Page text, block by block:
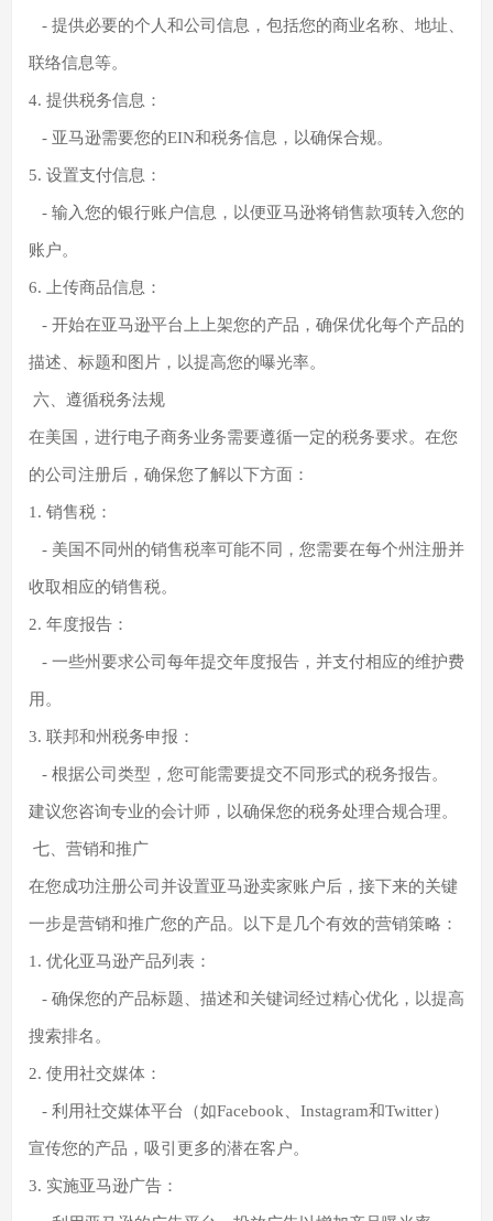
- 提供必要的个人和公司信息，包括您的商业名称、地址、
联络信息等。
4. 提供税务信息：
- 亚马逊需要您的EIN和税务信息，以确保合规。
5. 设置支付信息：
- 输入您的银行账户信息，以便亚马逊将销售款项转入您的
账户。
6. 上传商品信息：
- 开始在亚马逊平台上上架您的产品，确保优化每个产品的
描述、标题和图片，以提高您的曝光率。
六、遵循税务法规
在美国，进行电子商务业务需要遵循一定的税务要求。在您
的公司注册后，确保您了解以下方面：
1. 销售税：
- 美国不同州的销售税率可能不同，您需要在每个州注册并
收取相应的销售税。
2. 年度报告：
- 一些州要求公司每年提交年度报告，并支付相应的维护费
用。
3. 联邦和州税务申报：
- 根据公司类型，您可能需要提交不同形式的税务报告。
建议您咨询专业的会计师，以确保您的税务处理合规合理。
七、营销和推广
在您成功注册公司并设置亚马逊卖家账户后，接下来的关键
一步是营销和推广您的产品。以下是几个有效的营销策略：
1. 优化亚马逊产品列表：
- 确保您的产品标题、描述和关键词经过精心优化，以提高
搜索排名。
2. 使用社交媒体：
- 利用社交媒体平台（如Facebook、Instagram和Twitter）
宣传您的产品，吸引更多的潜在客户。
3. 实施亚马逊广告：